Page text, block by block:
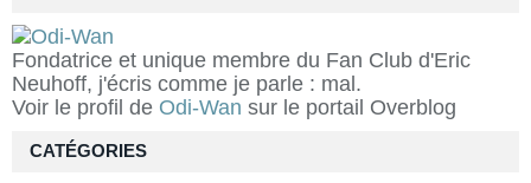
Fondatrice et unique membre du Fan Club d'Eric
Neuhoff, j'écris comme je parle : mal.
Voir le profil de Odi-Wan sur le portail Overblog
CATÉGORIES